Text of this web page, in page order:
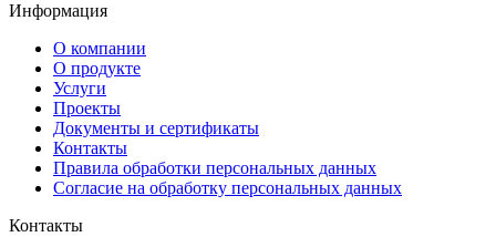
Информация
О компании
О продукте
Услуги
Проекты
Документы и сертификаты
Контакты
Правила обработки персональных данных
Согласие на обработку персональных данных
Контакты